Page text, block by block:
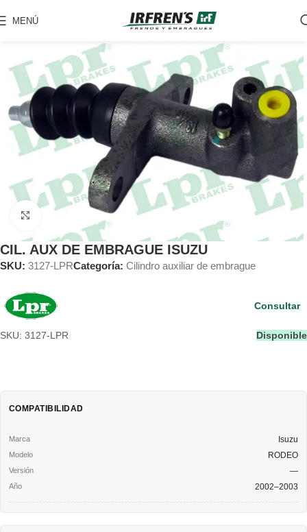
MENÚ
Clic para ampliar
CIL. AUX DE EMBRAGUE ISUZU
SKU: 3127-LPRCategoría: Cilindro auxiliar de embrague
SKU: 3127-LPR Disponible
Consultar
COMPATIBILIDAD
Isuzu
RODEO
—
2002–2003